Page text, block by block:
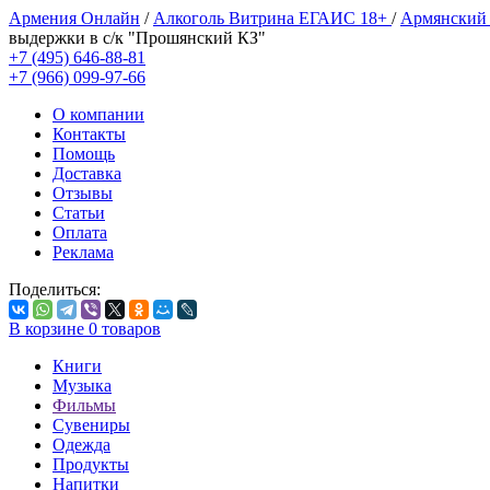
Армения Онлайн / Алкоголь Витрина ЕГАИС 18+ / Армянский
выдержки в с/к "Прошянский КЗ"
+7 (495) 646-88-81
+7 (966) 099-97-66
О компании
Контакты
Помощь
Доставка
Отзывы
Статьи
Оплата
Реклама
Поделиться:
В корзине 0 товаров
Книги
Музыка
Фильмы
Сувениры
Одежда
Продукты
Напитки